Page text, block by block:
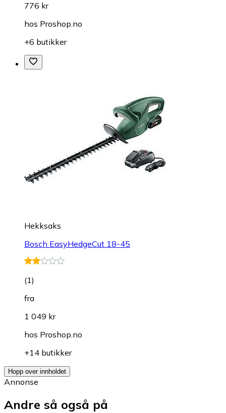
776 kr
hos Proshop.no
+6 butikker
Hekksaks
Bosch EasyHedgeCut 18-45
(1)
fra
1 049 kr
hos Proshop.no
+14 butikker
Hopp over innholdet
Annonse
Andre så også på